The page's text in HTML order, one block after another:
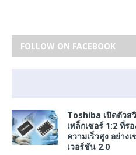
FOLLOW ON FACEBOOK
Toshiba เปิดตัวส
เพล็กเซอร์ 1:2 ที่
ความเร็วสูง อย่าง
เวอร์ชัน 2.0